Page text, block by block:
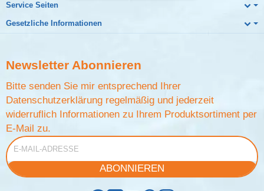
Service Seiten
Gesetzliche Informationen
Newsletter Abonnieren
Bitte senden Sie mir entsprechend Ihrer
Datenschutzerklärung regelmäßig und jederzeit
widerruflich Informationen zu Ihrem Produktsortiment per
E-Mail zu.
E-Mail-Adresse
ABONNIEREN